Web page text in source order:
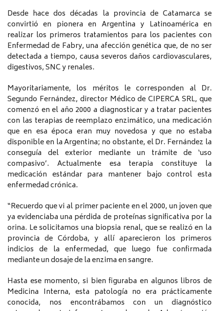
Desde hace dos décadas la provincia de Catamarca se
convirtió en pionera en Argentina y Latinoamérica en
realizar los primeros tratamientos para los pacientes con
Enfermedad de Fabry, una afección genética que, de no ser
detectada a tiempo, causa severos daños cardiovasculares,
digestivos, SNC y renales.
Mayoritariamente, los méritos le corresponden al Dr.
Segundo Fernández, director Médico de CIPERCA SRL, que
comenzó en el año 2000 a diagnosticar y a tratar pacientes
con las terapias de reemplazo enzimático, una medicación
que en esa época eran muy novedosa y que no estaba
disponible en la Argentina; no obstante, el Dr. Fernández la
conseguía del exterior mediante un trámite de ‘uso
compasivo’. Actualmente esa terapia constituye la
medicación estándar para mantener bajo control esta
enfermedad crónica.
“Recuerdo que vi al primer paciente en el 2000, un joven que
ya evidenciaba una pérdida de proteínas significativa por la
orina. Le solicitamos una biopsia renal, que se realizó en la
provincia de Córdoba, y allí aparecieron los primeros
indicios de la enfermedad, que luego fue confirmada
mediante un dosaje de la enzima en sangre.
Hasta ese momento, si bien figuraba en algunos libros de
Medicina Interna, esta patología no era prácticamente
conocida, nos encontrábamos con un diagnóstico